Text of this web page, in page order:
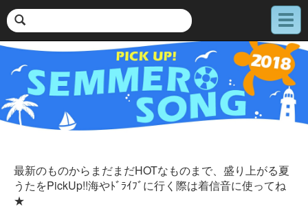
メ
ニ
ュ
ー
最新のものからまだまだHOTなものまで、盛り上がる夏
うたをPickUp!!海やﾄﾞﾗｲﾌﾞに行く際は着信音に使ってね
★